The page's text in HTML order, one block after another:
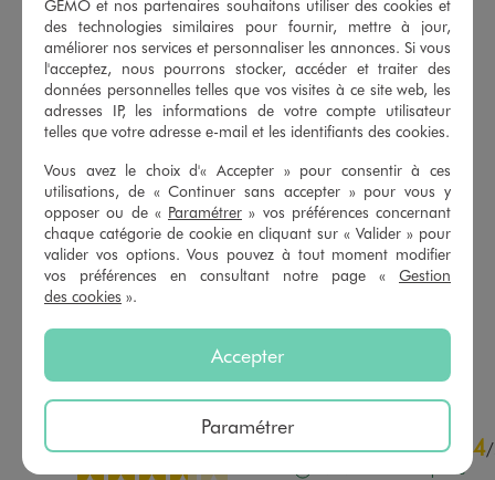
Tee-shirt manches courtes à rayures avec coeur brodé femme
12,99 €
-50% sur le 2ème produit d'été
5/5 de moyenne
AU PANIER
Serviette de plage bi-matières à motifs exotiques
19,99 €
5/5 de moyenne
(6 avis)
3.7/5 4/
Avis vérifié et récompensé
GÉMO et nos partenaires souhaitons utiliser des cookies et
des technologies similaires pour fournir, mettre à jour,
améliorer nos services et personnaliser les annonces. Si vous
l'acceptez, nous pourrons stocker, accéder et traiter des
données personnelles telles que vos visites à ce site web, les
adresses IP, les informations de votre compte utilisateur
telles que votre adresse e-mail et les identifiants des cookies.
Vous avez le choix d'« Accepter » pour consentir à ces
utilisations, de « Continuer sans accepter » pour vous y
opposer ou de « Paramétrer » vos préférences concernant
chaque catégorie de cookie en cliquant sur « Valider » pour
valider vos options. Vous pouvez à tout moment modifier
vos préférences en consultant notre page « Gestion
des cookies ».
Accepter
Paramétrer